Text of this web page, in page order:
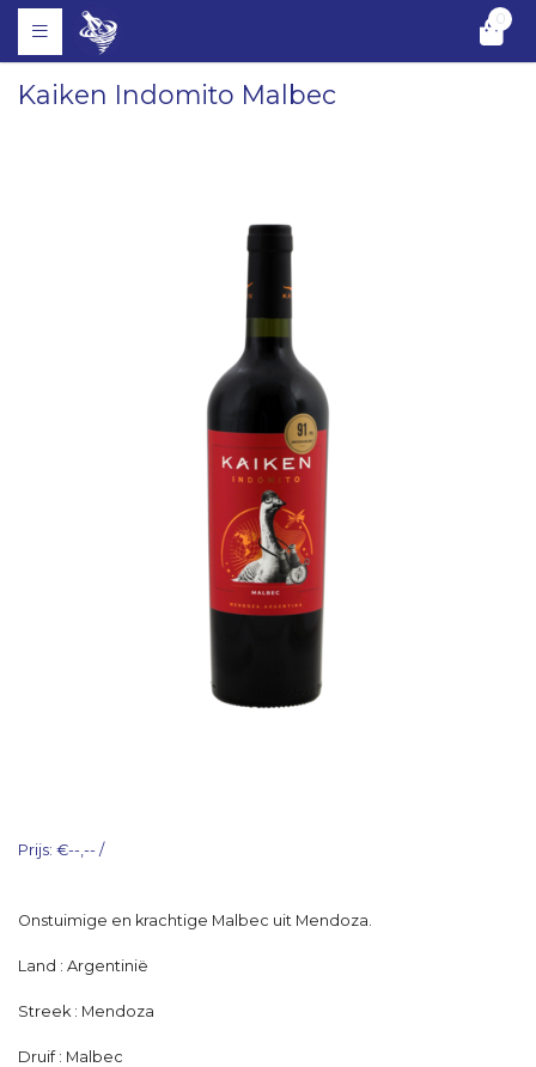
0
Kaiken Indomito Malbec
Prijs: €--,-- /
Onstuimige en krachtige Malbec uit Mendoza.
Land : Argentinië
Streek : Mendoza
Druif : Malbec